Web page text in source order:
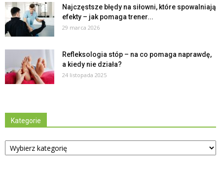
Najczęstsze błędy na siłowni, które spowalniają
efekty – jak pomaga trener...
29 marca 2026
Refleksologia stóp – na co pomaga naprawdę,
a kiedy nie działa?
24 listopada 2025
Kategorie
Kategorie